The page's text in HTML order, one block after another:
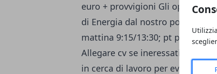
euro + provvigioni Gli operatori/
di Energia dal nostro portfolio
mattina 9:15/13:30; pt pom 14:00/
Allegare cv se ineressati Si
in cerca di lavoro per evitare